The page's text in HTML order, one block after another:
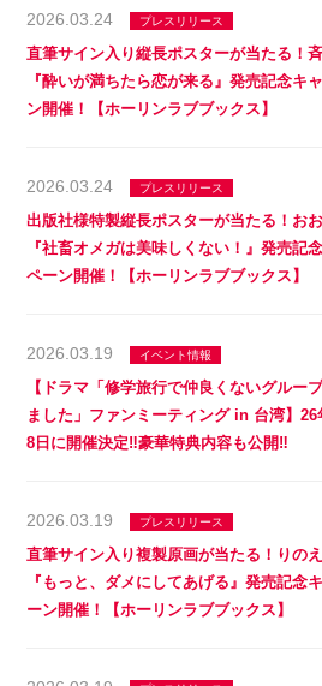
2026.03.24 プレスリリース
直筆サイン入り縦長ポスターが当たる！
『酔いが満ちたら恋が来る』発売記念キ
ン開催！【ホーリンラブブックス】
2026.03.24 プレスリリース
出版社様特製縦長ポスターが当たる！お
『社畜オメガは美味しくない！』発売記
ペーン開催！【ホーリンラブブックス】
2026.03.19 イベント情報
【ドラマ「修学旅行で仲良くないグルー
ました」ファンミーティング in 台湾】26
8日に開催決定‼豪華特典内容も公開‼
2026.03.19 プレスリリース
直筆サイン入り複製原画が当たる！りの
『もっと、ダメにしてあげる』発売記念
ーン開催！【ホーリンラブブックス】